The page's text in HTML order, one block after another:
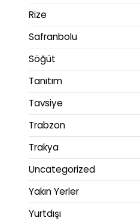
Rize
Safranbolu
Söğüt
Tanıtım
Tavsiye
Trabzon
Trakya
Uncategorized
Yakın Yerler
Yurtdışı